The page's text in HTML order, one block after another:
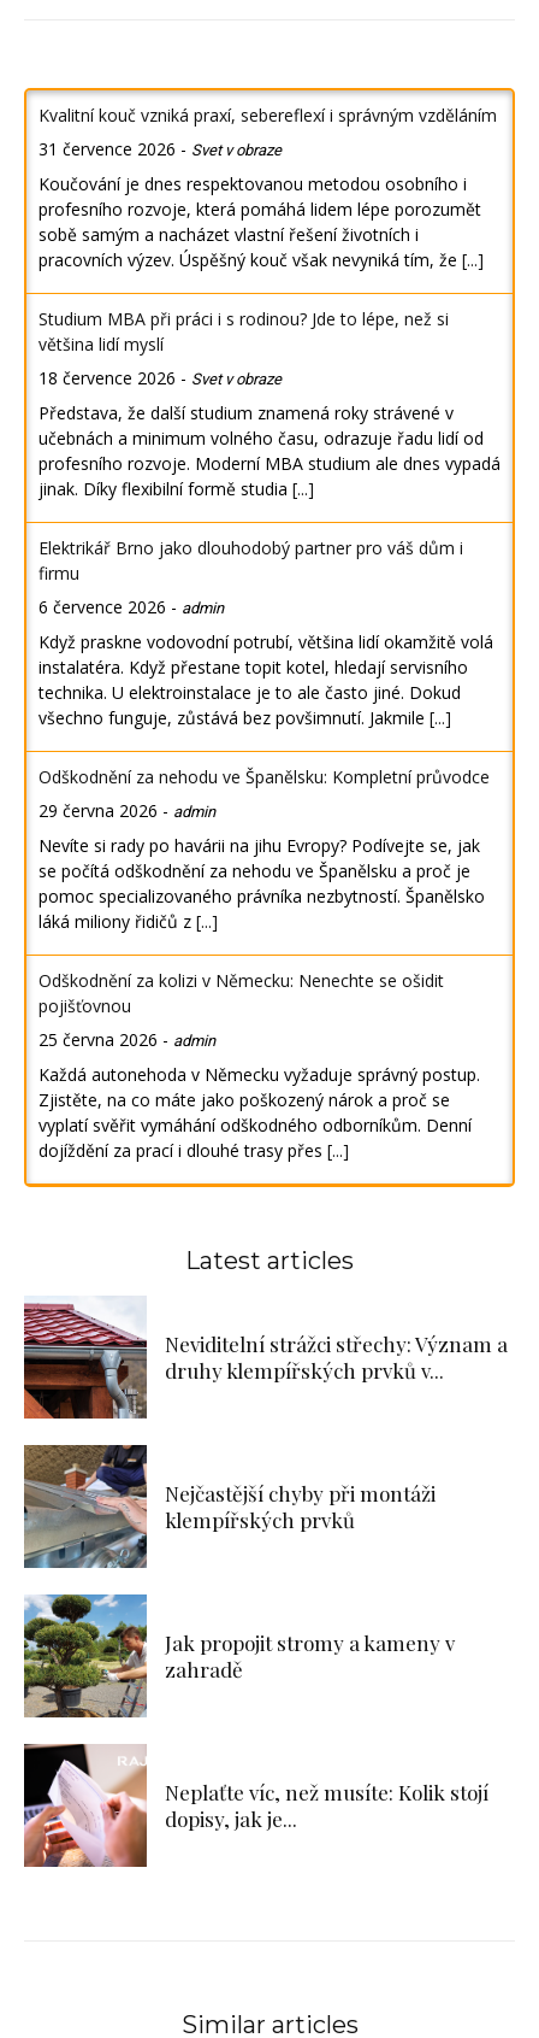
Kvalitní kouč vzniká praxí, sebereflexí i správným vzděláním
31 července 2026 - Svet v obraze
Koučování je dnes respektovanou metodou osobního i
profesního rozvoje, která pomáhá lidem lépe porozumět
sobě samým a nacházet vlastní řešení životních i
pracovních výzev. Úspěšný kouč však nevyniká tím, že [...]
Studium MBA při práci i s rodinou? Jde to lépe, než si
většina lidí myslí
18 července 2026 - Svet v obraze
Představa, že další studium znamená roky strávené v
učebnách a minimum volného času, odrazuje řadu lidí od
profesního rozvoje. Moderní MBA studium ale dnes vypadá
jinak. Díky flexibilní formě studia [...]
Elektrikář Brno jako dlouhodobý partner pro váš dům i
firmu
6 července 2026 - admin
Když praskne vodovodní potrubí, většina lidí okamžitě volá
instalatéra. Když přestane topit kotel, hledají servisního
technika. U elektroinstalace je to ale často jiné. Dokud
všechno funguje, zůstává bez povšimnutí. Jakmile [...]
Odškodnění za nehodu ve Španělsku: Kompletní průvodce
29 června 2026 - admin
Nevíte si rady po havárii na jihu Evropy? Podívejte se, jak
se počítá odškodnění za nehodu ve Španělsku a proč je
pomoc specializovaného právníka nezbytností. Španělsko
láká miliony řidičů z [...]
Odškodnění za kolizi v Německu: Nenechte se ošidit
pojišťovnou
25 června 2026 - admin
Každá autonehoda v Německu vyžaduje správný postup.
Zjistěte, na co máte jako poškozený nárok a proč se
vyplatí svěřit vymáhání odškodného odborníkům. Denní
dojíždění za prací i dlouhé trasy přes [...]
Latest articles
Neviditelní strážci střechy: Význam a
druhy klempířských prvků v...
Nejčastější chyby při montáži
klempířských prvků
Jak propojit stromy a kameny v
zahradě
Neplaťte víc, než musíte: Kolik stojí
dopisy, jak je...
Similar articles